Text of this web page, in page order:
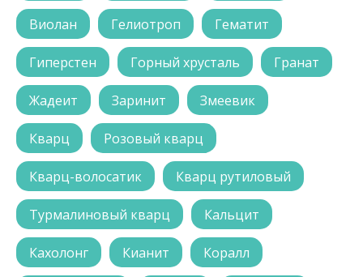
Виолан Гелиотроп Гематит
Гиперстен Горный хрусталь Гранат
Жадеит Заринит Змеевик
Кварц Розовый кварц
Кварц-волосатик Кварц рутиловый
Турмалиновый кварц Кальцит
Кахолонг Кианит Коралл